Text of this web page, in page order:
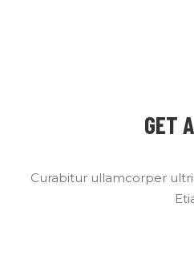
GET
Curabitur ullamcorper